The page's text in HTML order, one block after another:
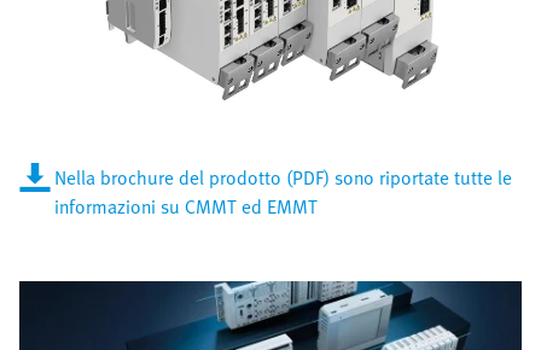
Nella brochure del prodotto (PDF) sono riportate tutte le
informazioni su CMMT ed EMMT